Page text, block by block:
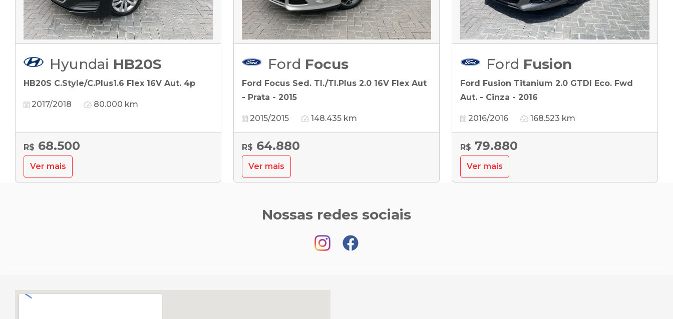
Hyundai HB20S
HB20S C.Style/C.Plus1.6 Flex 16V Aut. 4p
2017/2018 80.000 km
R$ 68.500
Ver mais
Ford Focus
Ford Focus Sed. TI./TI.Plus 2.0 16V Flex Aut
- Prata - 2015
2015/2015 148.435 km
R$ 64.880
Ver mais
Ford Fusion
Ford Fusion Titanium 2.0 GTDI Eco. Fwd
Aut. - Cinza - 2016
2016/2016 168.523 km
R$ 79.880
Ver mais
Nossas redes sociais